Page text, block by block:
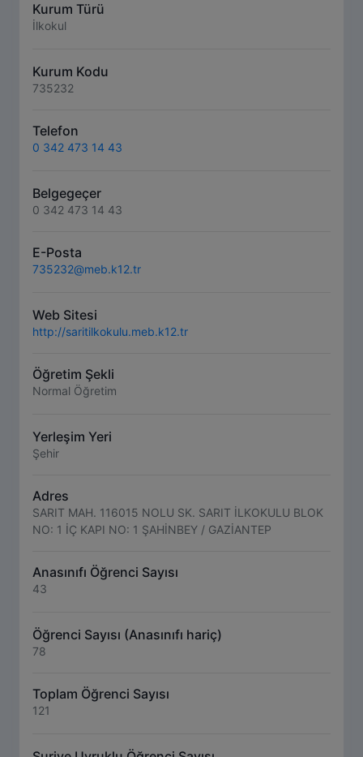
Kurum Türü
İlkokul
Kurum Kodu
735232
Telefon
0 342 473 14 43
Belgegeçer
0 342 473 14 43
E-Posta
735232@meb.k12.tr
Web Sitesi
http://saritilkokulu.meb.k12.tr
Öğretim Şekli
Normal Öğretim
Yerleşim Yeri
Şehir
Adres
SARIT MAH. 116015 NOLU SK. SARIT İLKOKULU BLOK
NO: 1 İÇ KAPI NO: 1 ŞAHİNBEY / GAZİANTEP
Anasınıfı Öğrenci Sayısı
43
Öğrenci Sayısı (Anasınıfı hariç)
78
Toplam Öğrenci Sayısı
121